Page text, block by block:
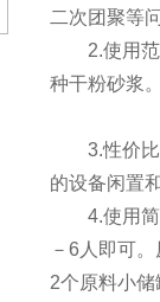
二次团聚等
2.使用范围
种干粉砂浆
3.性价比高
的设备闲置
4.使用简单
－6人即可
2个原料小